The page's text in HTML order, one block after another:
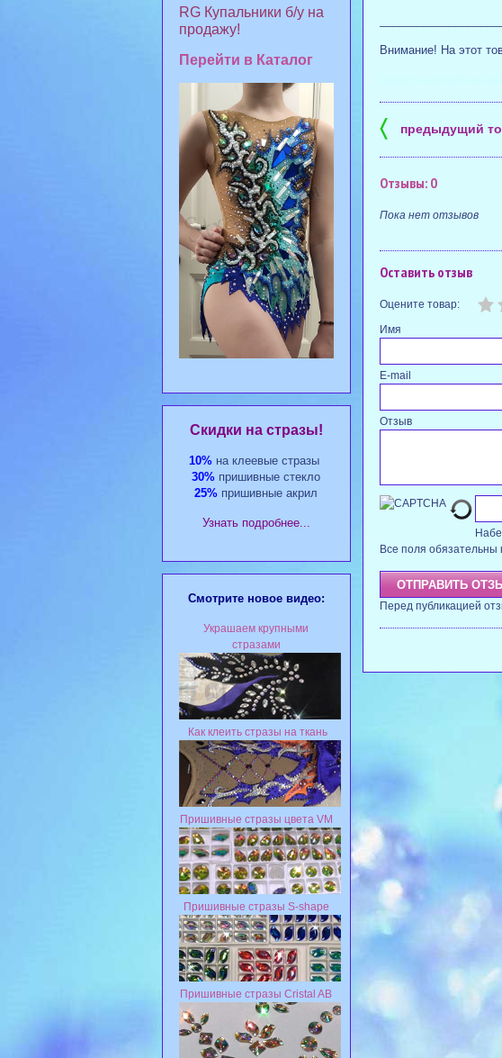
Внимание! На этот
〈 предыдущий
Отзывы: 0
Пока нет отзывов
Оставить отзыв
Оцените товар:
Имя
E-mail
Отзыв
Все поля обязательны
Перед публикацией
RG Купальники б/у на
продажу!
Перейти в Каталог
Cкидки на стразы!
10% на клеевые стразы
30% пришивные стекло
25% пришивные акрил
Узнать подробнее...
Смотрите новое видео:
Украшаем крупными
стразами
Как клеить стразы на ткань
Пришивные стразы цвета VM
Пришивные стразы S-shape
Пришивные стразы Cristal AB